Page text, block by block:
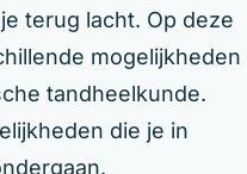
terug lacht. Op deze
mogelijkheden
tandheelkunde.
die je in